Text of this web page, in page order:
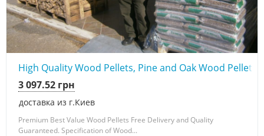
High Quality Wood Pellets, Pine and Oak Wood Pellets
доставка из г.Киев
3 097.52 грн
Premium Best Value Wood Pellets Free Delivery and Quality
Guaranteed. Specification of Wood...